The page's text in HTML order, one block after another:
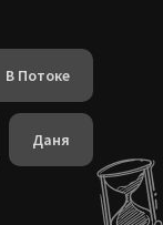
В Потоке
Даня